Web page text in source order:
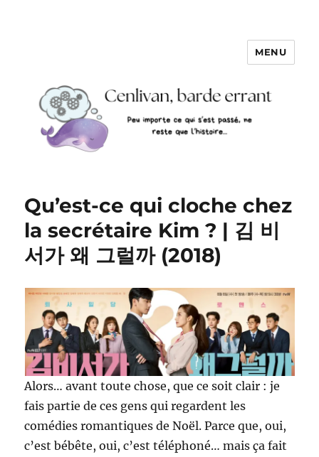
MENU
Qu’est-ce qui cloche chez
la secrétaire Kim ? | 김 비
서가 왜 그럴까 (2018)
Alors… avant toute chose, que ce soit clair : je
fais partie de ces gens qui regardent les
comédies romantiques de Noël. Parce que, oui,
c’est bébête, oui, c’est téléphoné… mais ça fait